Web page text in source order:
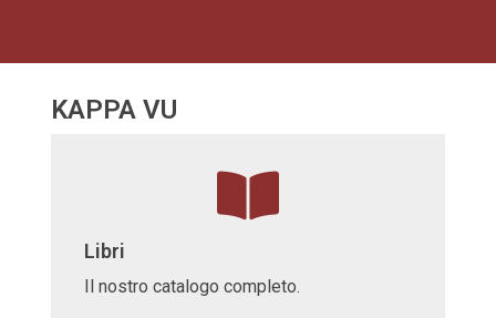
KAPPA VU
Libri
Il nostro catalogo completo.